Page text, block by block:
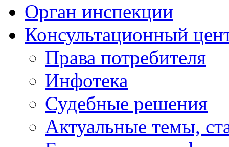
Орган инспекции
Консультационный
Права потребителя
Инфотека
Судебные решения
Актуальные темы,